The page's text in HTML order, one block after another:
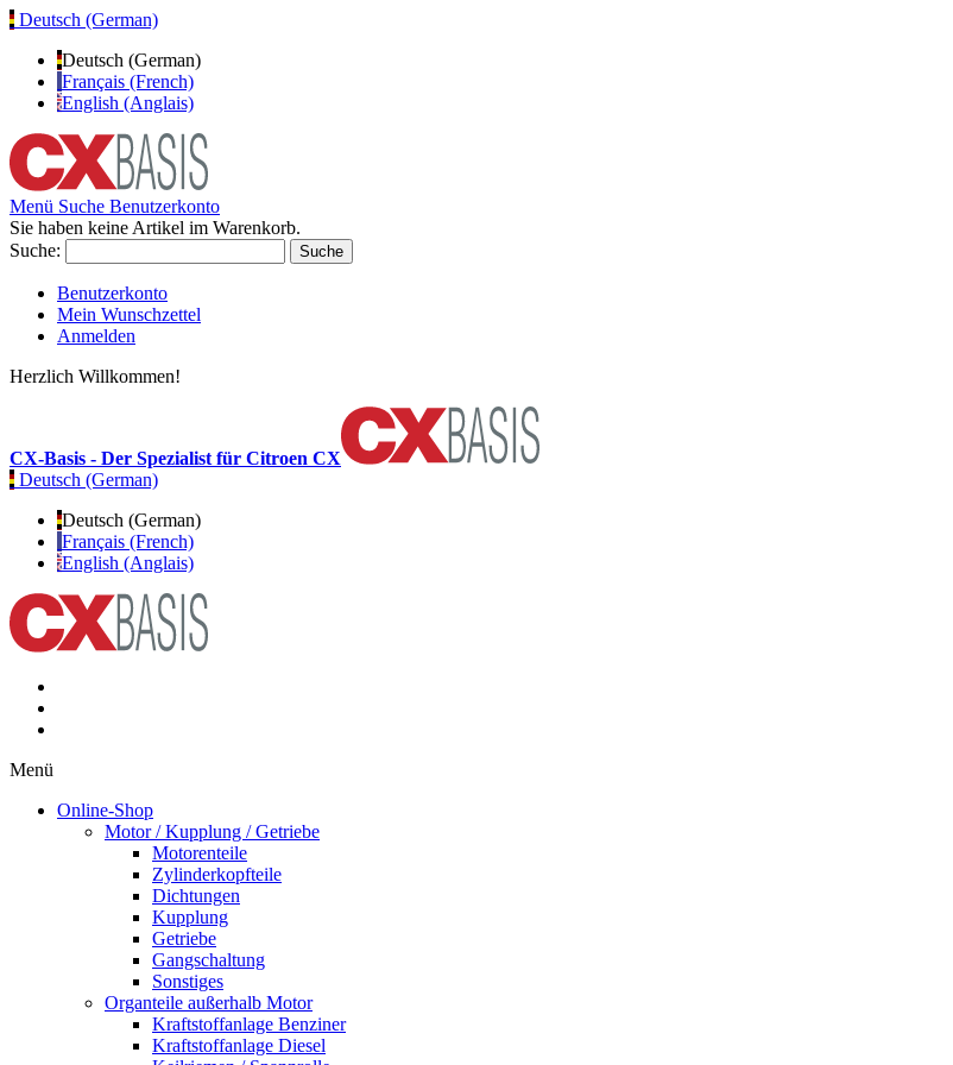
Deutsch (German)
Deutsch (German)
Français (French)
English (Anglais)
Menü Suche Benutzerkonto
Sie haben keine Artikel im Warenkorb.
Suche:
Suche
Benutzerkonto
Mein Wunschzettel
Anmelden
Herzlich Willkommen!
CX-Basis - Der Spezialist für Citroen CX
Deutsch (German)
Deutsch (German)
Français (French)
English (Anglais)
Menü
Online-Shop
Motor / Kupplung / Getriebe
Motorenteile
Zylinderkopfteile
Dichtungen
Kupplung
Getriebe
Gangschaltung
Sonstiges
Organteile außerhalb Motor
Kraftstoffanlage Benziner
Kraftstoffanlage Diesel